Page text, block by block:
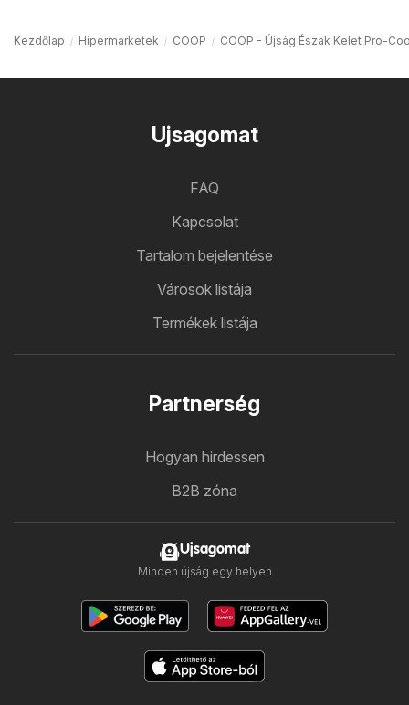
Kezdőlap Hipermarketek COOP COOP - Újság Észak Kelet Pro-
Ujsagomat
FAQ
Kapcsolat
Tartalom bejelentése
Városok listája
Termékek listája
Partnerség
Hogyan hirdessen
B2B zóna
Ujsagomat
Minden újság egy helyen